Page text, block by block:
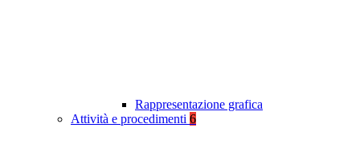
Rappresentazione grafica
Attività e procedimenti 6